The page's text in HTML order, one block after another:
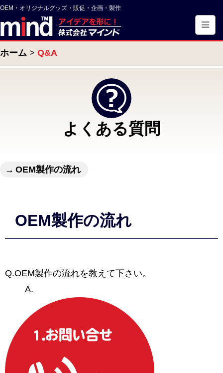
OEM・オリジナルグッズ・販促・企画・製作
ホーム Q&A
よくある質問
OEM製作の流れ
OEM製作の流れ
Q.OEM製作の流れを教えて下さい。
A.